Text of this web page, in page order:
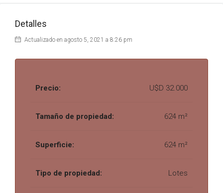
Detalles
Actualizado en agosto 5, 2021 a 8:26 pm
Precio: U$D 32.000
Tamaño de propiedad: 624 m²
Superficie: 624 m²
Tipo de propiedad: Lotes